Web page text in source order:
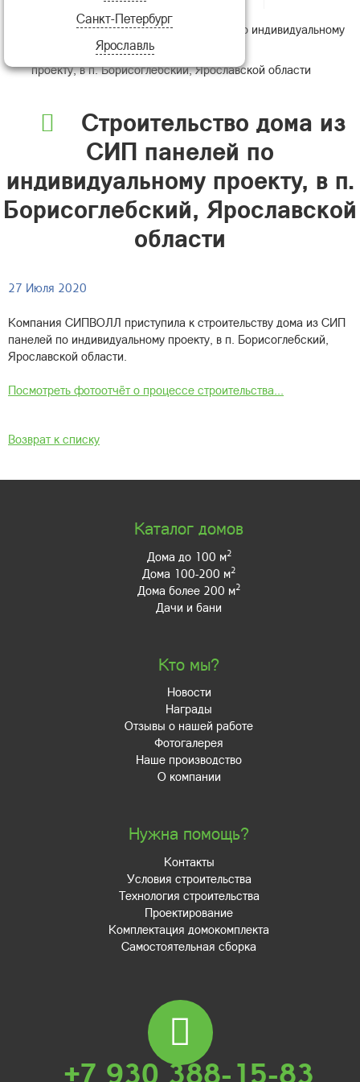
Санкт-Петербург
Ярославль
Строительство дома из СИП панелей по индивидуальному
проекту, в п. Борисоглебский, Ярославской области
Строительство дома из
СИП панелей по
индивидуальному проекту, в п.
Борисоглебский, Ярославской
области
27 Июля 2020
Компания СИПВОЛЛ приступила к строительству дома из СИП
панелей по индивидуальному проекту, в п. Борисоглебский,
Ярославской области.
Посмотреть фотоотчёт о процессе строительства...
Возврат к списку
Каталог домов
Дома до 100 м2
Дома 100-200 м2
Дома более 200 м2
Дачи и бани
Кто мы?
Новости
Награды
Отзывы о нашей работе
Фотогалерея
Наше производство
О компании
Нужна помощь?
Контакты
Условия строительства
Технология строительства
Проектирование
Комплектация домокомплекта
Самостоятельная сборка
+7 930 388-15-83